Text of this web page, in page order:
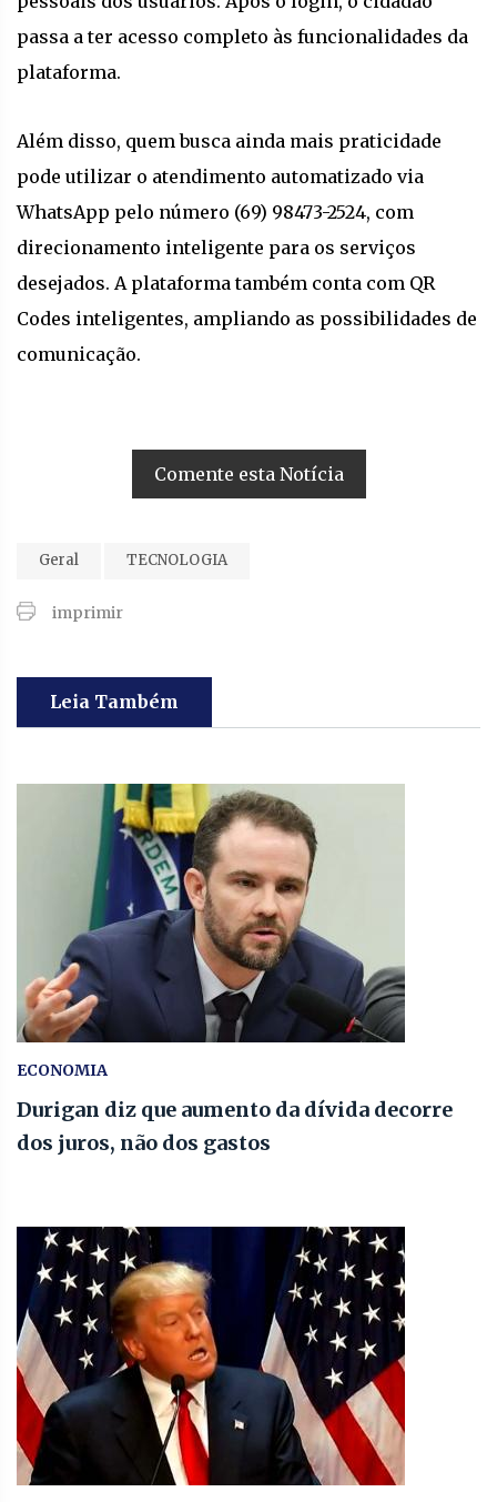
passa a ter acesso completo às funcionalidades da
plataforma.
Além disso, quem busca ainda mais praticidade
pode utilizar o atendimento automatizado via
WhatsApp pelo número (69) 98473-2524, com
direcionamento inteligente para os serviços
desejados. A plataforma também conta com QR
Codes inteligentes, ampliando as possibilidades de
comunicação.
Comente esta Notícia
Geral TECNOLOGIA
imprimir
Leia Também
ECONOMIA
Durigan diz que aumento da dívida decorre
dos juros, não dos gastos